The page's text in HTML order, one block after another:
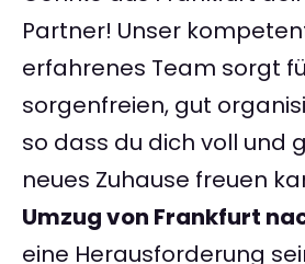
Partner! Unser
erfahrenes Team sorgt
sorgenfreien, gut
so dass du dich voll und
neues Zuhause freuen
Umzug von Frankfurt
eine Herausforderung